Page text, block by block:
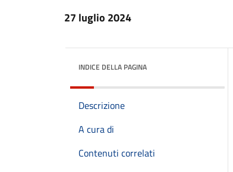
27 luglio 2024
INDICE DELLA PAGINA
Descrizione
A cura di
Contenuti correlati